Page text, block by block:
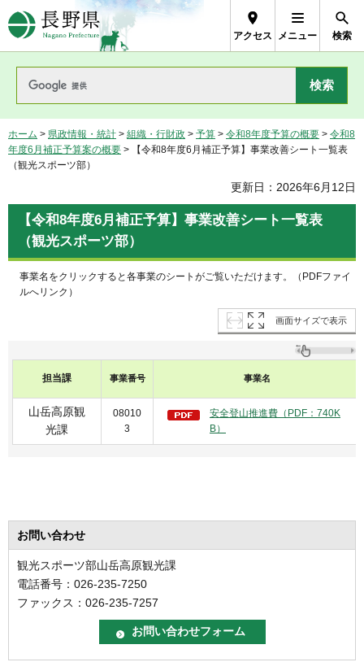
長野県Nagano Prefecture
アクセス メニュー 検索
ホーム > 県政情報・統計 > 組織・行財政 > 予算 > 令和8年度予算の概要 > 令和8
年度6月補正予算案の概要 > 【令和8年度6月補正予算】事業改善シート一覧表
（観光スポーツ部）
更新日：2026年6月12日
【令和8年度6月補正予算】事業改善シート一覧表
（観光スポーツ部）
事業名をクリックすると各事業のシートがご覧いただけます。（PDFファイ
ルへリンク）
画面サイズで表示
担当課 事業番号 事業名
山岳高原観
光課
08010
3
安全登山推進費（PDF：740K
B）
お問い合わせ
観光スポーツ部山岳高原観光課
電話番号：026-235-7250
ファックス：026-235-7257